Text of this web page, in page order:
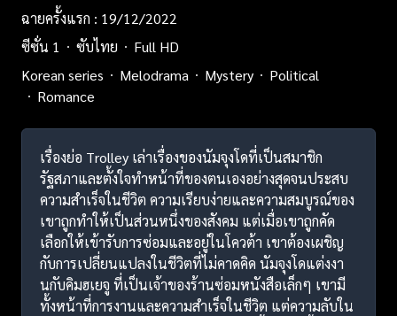
ฉายครั้งแรก : 19/12/2022
ซีซั่น 1
ซับไทย
Full HD
Korean series
Melodrama Mystery
Political
Romance
เรื่องย่อ Trolley เล่าเรื่องของนัมจุงโดที่เป็นสมาชิก
รัฐสภาและตั้งใจทำหน้าที่ของตนเองอย่างสุดจนประสบ
ความสำเร็จในชีวิต ความเรียบง่ายและความสมบูรณ์ของ
เขาถูกทำให้เป็นส่วนหนึ่งของสังคม แต่เมื่อเขาถูกคัด
เลือกให้เข้ารับการซ่อมและอยู่ในโควต้า เขาต้องเผชิญ
กับการเปลี่ยนแปลงในชีวิตที่ไม่คาดคิด นัมจุงโดแต่งงา
นกับคิมฮเยจู ที่เป็นเจ้าของร้านซ่อมหนังสือเล็กๆ เขามี
ทั้งหน้าที่การงานและความสำเร็จในชีวิต แต่ความลับใน